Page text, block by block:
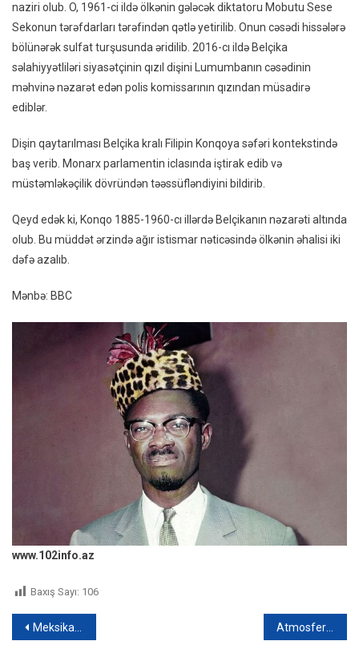
naziri olub. O, 1961-ci ildə ölkənin gələcək diktatoru Mobutu Sese
Sekonun tərəfdarları tərəfindən qətlə yetirilib. Onun cəsədi hissələrə
bölünərək sulfat turşusunda əridilib. 2016-cı ildə Belçika
səlahiyyətliləri siyasətçinin qızıl dişini Lumumbanın cəsədinin
məhvinə nəzarət edən polis komissarının qızından müsadirə
ediblər.
Dişin qaytarılması Belçika kralı Filipin Konqoya səfəri kontekstində
baş verib. Monarx parlamentin iclasında iştirak edib və
müstəmləkəçilik dövründən təəssüfləndiyini bildirib.
Qeyd edək ki, Konqo 1885-1960-cı illərdə Belçikanın nəzarəti altında
olub. Bu müddət ərzində ağır istismar nəticəsində ölkənin əhalisi iki
dəfə azalıb.
Mənbə: BBC
www.102info.az
Baxış Sayı: 106
Yazı
Meksikada atışmadan sonra gülləkeçirməz jilet və uşaq bezində meymun cəsədi tapılıb Atmosferə karbon qazı buraxmayacaq sərnişin təyyarəsinin istehsalı planlaşdırılır